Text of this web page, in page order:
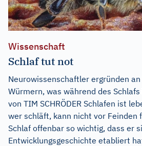
Wissenschaft
Schlaf tut not
Neurowissenschaftler ergründen
Würmern, was während des
von TIM SCHRÖDER Schlafen ist
wer schläft, kann nicht vor Feinden
Schlaf offenbar so wichtig, dass er
Entwicklungsgeschichte etabliert